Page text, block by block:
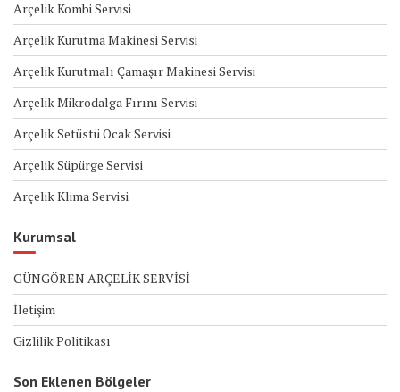
Arçelik Kombi Servisi
Arçelik Kurutma Makinesi Servisi
Arçelik Kurutmalı Çamaşır Makinesi Servisi
Arçelik Mikrodalga Fırını Servisi
Arçelik Setüstü Ocak Servisi
Arçelik Süpürge Servisi
Arçelik Klima Servisi
Kurumsal
GÜNGÖREN ARÇELİK SERVİSİ
İletişim
Gizlilik Politikası
Son Eklenen Bölgeler